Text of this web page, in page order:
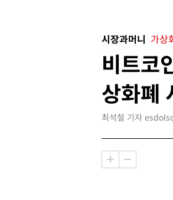
시장과머니 가상
비트코
상화폐
최석철 기자